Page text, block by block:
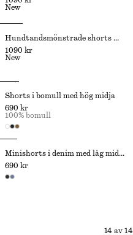
New
Hundtandsmönstrade shorts med hög midja
1090 kr
New
Shorts i bomull med hög midja
690 kr
100% bomull
Minishorts i denim med låg midja
690 kr
14 av